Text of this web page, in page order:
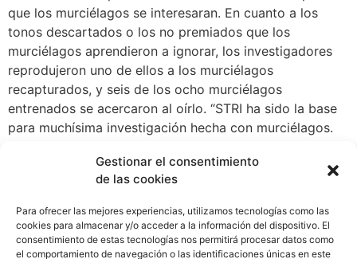
Gestionar el consentimiento
de las cookies
Para ofrecer las mejores experiencias, utilizamos tecnologías como las
cookies para almacenar y/o acceder a la información del dispositivo. El
consentimiento de estas tecnologías nos permitirá procesar datos como
el comportamiento de navegación o las identificaciones únicas en este
que los murciélagos se interesaran. En cuanto a los
tonos descartados o los no premiados que los
murciélagos aprendieron a ignorar, los investigadores
reprodujeron uno de ellos a los murciélagos
recapturados, y seis de los ocho murciélagos
entrenados se acercaron al oírlo. “STRI ha sido la base
para muchísima investigación hecha con murciélagos.
murciélagos de labios con flecos, sobre experimentos
hechos con estos, qué estímulos han utilizado, así que
si capturas un murciélago que ha sido capturado antes,
ya tienes toda su historia. Hay pocos lugares en el
mundo donde puedes tener esa cantidad de detalles,”